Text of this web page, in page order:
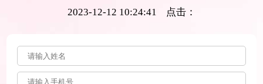
2023-12-12 10:24:41 点击：